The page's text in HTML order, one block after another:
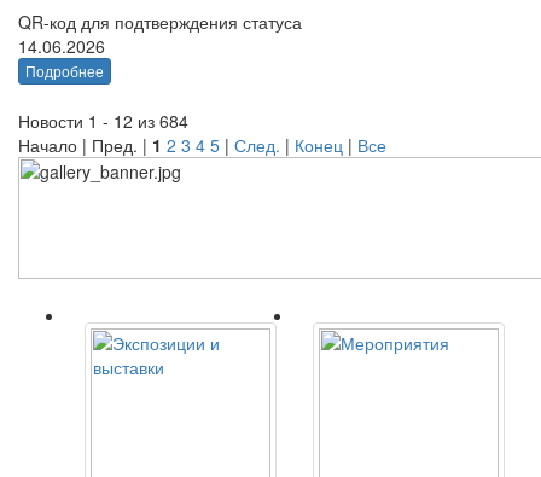
QR-код для подтверждения статуса
14.06.2026
Подробнее
Новости 1 - 12 из 684
Начало | Пред. | 1 2 3 4 5 | След. | Конец | Все